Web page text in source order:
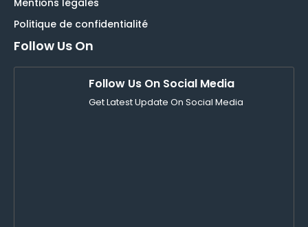
Politique de confidentialité
Follow Us On
Follow Us On Social Media
Get Latest Update On Social Media